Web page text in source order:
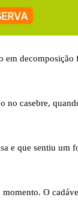
decomposição
casebre,
e que sentiu um
O